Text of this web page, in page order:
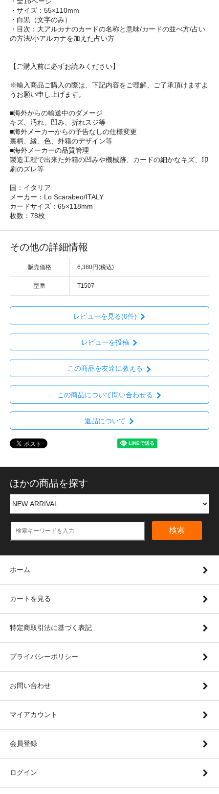
・サイズ：55×110mm
・白黒（文字のみ）
・目次：大アルカナのカードの名称と意味/カードの並べ方/占い
の方法/小アルカナを加えた占い方
【ご購入前に必ずお読みください】
※輸入商品ご購入の際は、下記内容をご理解、ご了承頂けますよ
うお願い申し上げます。
■海外からの輸送中のダメージ
キズ、汚れ、凹み、折れスジ等
■海外メーカーからの予告なしの仕様変更
裏柄、縁、色、外箱のデザイン等
■海外メーカーの品質管理
製造工程で出来た外箱の凹みや機械跡、カードの細かなキズ、印
刷のズレ等
国：イタリア
メーカー：Lo Scarabeo/ITALY
カードサイズ：65×118mm
枚数：78枚
その他の詳細情報
販売価格 6,380円(税込)
型番 T1507
レビューを見る(0件)
レビューを投稿
この商品を友達に教える
この商品について問い合わせる
返品について
ほかの商品を探す
検索
ホーム
カートを見る
特定商取引法に基づく表記
プライバシーポリシー
お問い合わせ
マイアカウント
会員登録
ログイン